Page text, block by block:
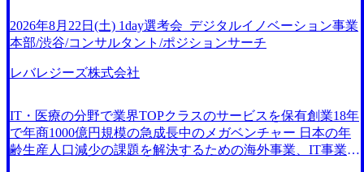
層向けの報告資料・ディスカッションペ ーパーの作成など
を担当。 ● 裁量権 弊社は2019年11月に設立され、成長期と
いわれるフェーズにあります。 事業・組織を拡大していく
時期のため、メンバーや組織がスケールしていく過程を体感
できます。 また、希望者はパートナー以外でも大手役員の
り、プロジェクト体制を作っていくことも可能です。 ● 事
業会社機能にも携われる 弊社にはコンサルティング事業以
外にもSaaSプロダクト・メディア・地方創生事業があるた
手事業会社から依頼された「経営戦略」等のコンサルティン
グ支援を行います。クライアントは各業界上位5社をターゲ
業のトランスフォーメーション」の依頼を多数いただいてい
がプライムである「戦略」案件をメインとしたコンサルティ
ングを行います ＜プロジェクト一部抜粋＞ ・海外事業(新
規・既存)事業のビジネスモデル検討支援 ・金融領域におけ
成の支援も盛んに行う 採用資料 (https://www.accenture.com/co
ntent/dam/accenture/final/accenture-com/document-2/Accenture-Rec
ruiting-Brochure.pdf#zoom=50) 女性の活躍について (https://ww
w.accenture.com/content/dam/accenture/final/careers/corporate/docu
ment/women-brochure.pdf#zoom=50) 社員発信のキャリアブロ
社長が語る「105点経営」 (https://business.nikkei.com/atcl/gen/1
9/00604/021600008/) 規模拡大で成功する理由【コンサル業界
俯瞰マップ】 (https://diamond.jp/articles/-/346218) 大手広告代理
2026年8月22日(土) 1day選考会_デジタルイノベーション事業
本部/渋谷/コンサルタント/ポジションサーチ
レバレジーズ株式会社
IT・医療の分野で業界TOPクラスのサービスを保有創業18年
で年商1000億円規模の急成長中のメガベンチャー 日本の年
齢生産人口減少の課題を解決するための海外事業、IT事業、